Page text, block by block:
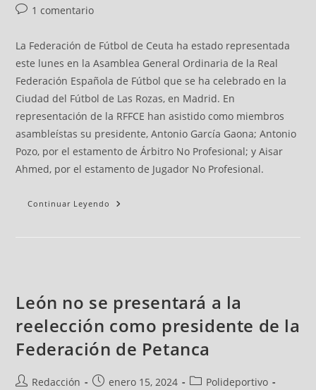
1 comentario
La Federación de Fútbol de Ceuta ha estado representada
este lunes en la Asamblea General Ordinaria de la Real
Federación Española de Fútbol que se ha celebrado en la
Ciudad del Fútbol de Las Rozas, en Madrid. En
representación de la RFFCE han asistido como miembros
asambleístas su presidente, Antonio García Gaona; Antonio
Pozo, por el estamento de Árbitro No Profesional; y Aisar
Ahmed, por el estamento de Jugador No Profesional.
Continuar Leyendo
León no se presentará a la
reelección como presidente de la
Federación de Petanca
Redacción enero 15, 2024
Polideportivo